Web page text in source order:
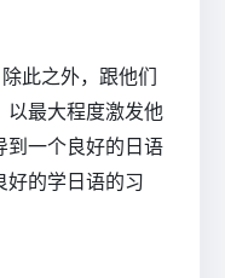
此之外，跟他们
以最大程度激发他
到一个良好的日语
好的学日语的习